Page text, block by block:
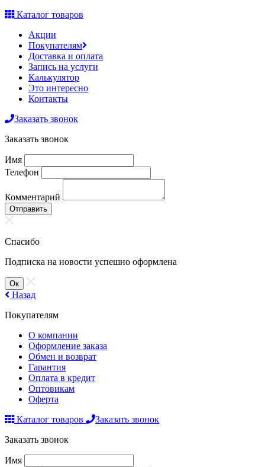
Каталог товаров
Акции
Покупателям
Доставка и оплата
Запись на услуги
Калькулятор
Это интересно
Контакты
Заказать звонок
Заказать звонок
Имя
Телефон
Комментарий
Отправить
Спасибо
Подписка на новости успешно оформлена
Ок
Назад
Покупателям
О компании
Оформление заказа
Обмен и возврат
Гарантия
Оплата в кредит
Оптовикам
Оферта
Каталог товаров
Заказать звонок
Заказать звонок
Имя